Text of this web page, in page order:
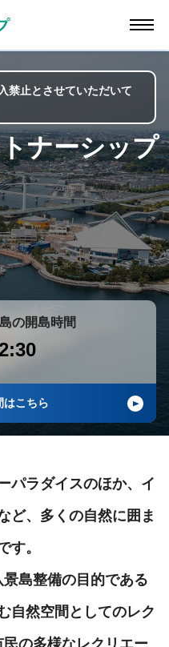
ナーシップ
禁止とさせていただいて
の開島時間
はこちら
パラダイスのほか、イ
ど、多くの自然に囲ま
す。
島整備の目的である
自然空間としてのレク
の多様なレクリエー